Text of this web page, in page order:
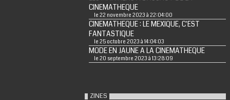
CINEMATHEQUE
le 22 novembre 2023 à 22:04:00
CINEMATHEQUE : LE MEXIQUE, C'EST
FANTASTIQUE
le 25 octobre 2023 à 14:04:03
MODE EN JAUNE A LA CINEMATHEQUE
le 20 septembre 2023 à 13:28:09
ZINES